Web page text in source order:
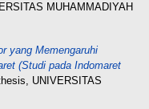
MUHAMMADIYAH
yang Memengaruhi
(Studi pada Indomaret
UNIVERSITAS